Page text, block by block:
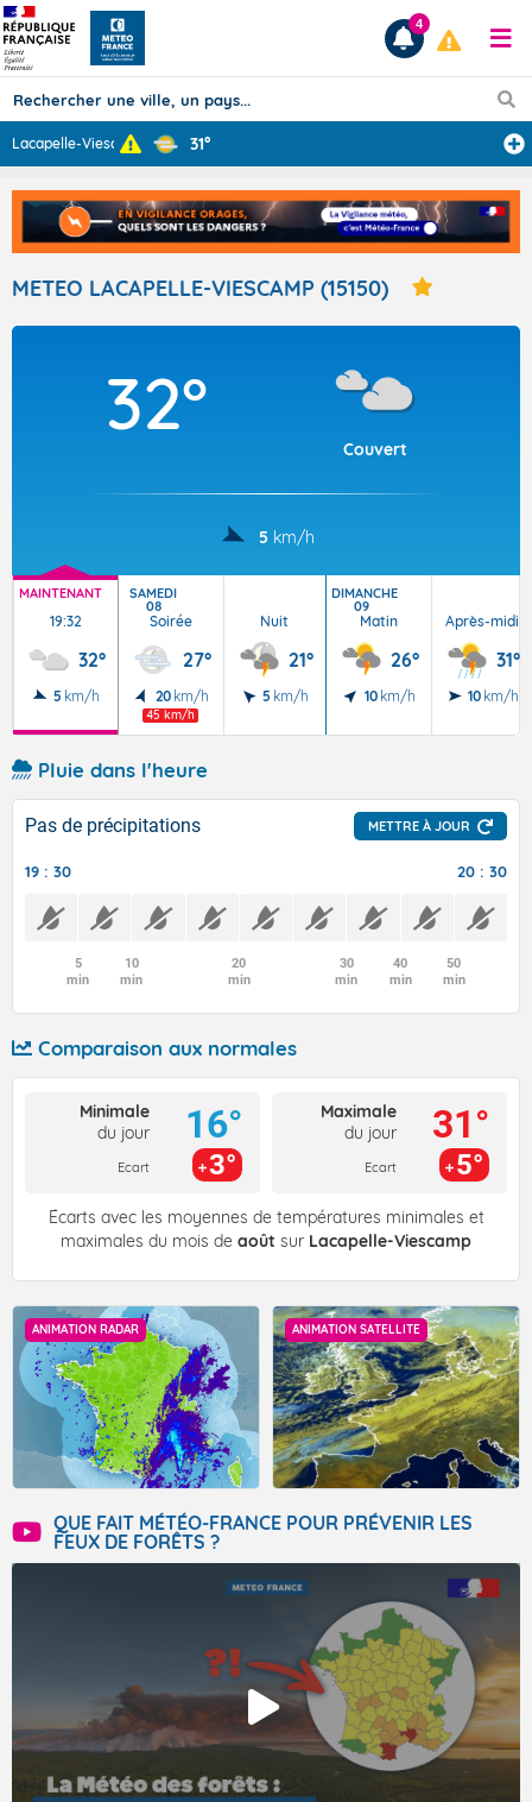
Prévisions
TOUS LES RÉSULTATS
Articles
4
Lacapelle-Viesc ... 31°
METEO LACAPELLE-VIESCAMP (15150)
32°
Couvert
5 km/h
MAINTENANT
19:32
32°
5 km/h
SAMEDI
08
Soirée
27°
20 km/h
45 km/h
Nuit
21°
5 km/h
DIMANCHE
09
Matin
26°
10 km/h
Après-midi
31°
10 km/h
Pluie dans l'heure
Pas de précipitations METTRE À JOUR
19 : 30 20 : 30
5
min
10
min
20
min
30
min
40
min
50
min
Comparaison aux normales
Minimale
du jour
Ecart
16°
3°
Maximale
du jour
Ecart
31°
5°
Écarts avec les moyennes de températures minimales et
maximales du mois de août sur Lacapelle-Viescamp
ANIMATION RADAR ANIMATION SATELLITE
QUE FAIT MÉTÉO-FRANCE POUR PRÉVENIR LES
FEUX DE FORÊTS ?